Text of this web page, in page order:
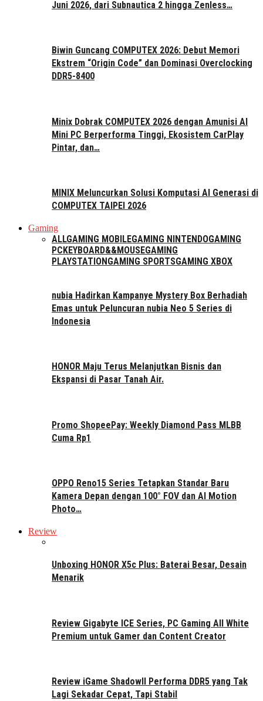
Juni 2026, dari Subnautica 2 hingga Zenless…
Biwin Guncang COMPUTEX 2026: Debut Memori
Ekstrem “Origin Code” dan Dominasi Overclocking
DDR5-8400
Minix Dobrak COMPUTEX 2026 dengan Amunisi AI
Mini PC Berperforma Tinggi, Ekosistem CarPlay
Pintar, dan…
MINIX Meluncurkan Solusi Komputasi AI Generasi di
COMPUTEX TAIPEI 2026
Gaming
ALLGAMING MOBILEGAMING NINTENDOGAMING
PCKEYBOARD&&MOUSEGAMING
PLAYSTATIONGAMING SPORTSGAMING XBOX
nubia Hadirkan Kampanye Mystery Box Berhadiah
Emas untuk Peluncuran nubia Neo 5 Series di
Indonesia
HONOR Maju Terus Melanjutkan Bisnis dan
Ekspansi di Pasar Tanah Air.
Promo ShopeePay: Weekly Diamond Pass MLBB
Cuma Rp1
OPPO Reno15 Series Tetapkan Standar Baru
Kamera Depan dengan 100° FOV dan AI Motion
Photo…
Review
Unboxing HONOR X5c Plus: Baterai Besar, Desain
Menarik
Review Gigabyte ICE Series, PC Gaming All White
Premium untuk Gamer dan Content Creator
Review iGame ShadowII Performa DDR5 yang Tak
Lagi Sekadar Cepat, Tapi Stabil